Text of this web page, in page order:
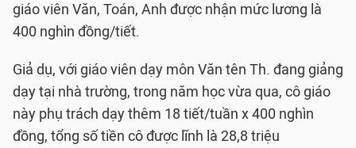
giáo viên Văn, Toán, Anh được nhận mức lương là
400 nghìn đồng/tiết.
Giả dụ, với giáo viên dạy môn Văn tên Th. đang giảng
dạy tại nhà trường, trong năm học vừa qua, cô giáo
này phụ trách dạy thêm 18 tiết/tuần x 400 nghìn
đồng, tổng số tiền cô được lĩnh là 28,8 triệu